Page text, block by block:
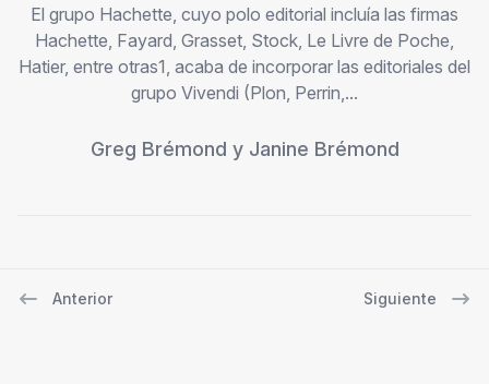
El grupo Hachette, cuyo polo editorial incluía las firmas
Hachette, Fayard, Grasset, Stock, Le Livre de Poche,
Hatier, entre otras1, acaba de incorporar las editoriales del
grupo Vivendi (Plon, Perrin,...
Greg Brémond y Janine Brémond
Navegación de entradas
Anterior Siguiente